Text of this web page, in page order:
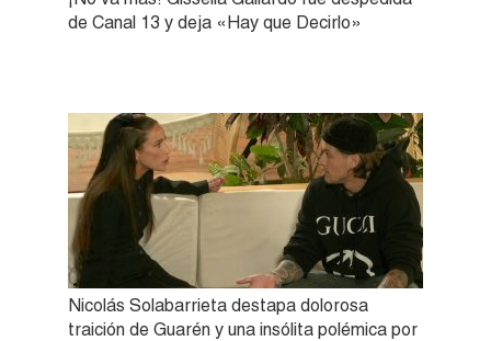
de Canal 13 y deja «Hay que Decirlo»
Nicolás Solabarrieta destapa dolorosa
traición de Guarén y una insólita polémica por